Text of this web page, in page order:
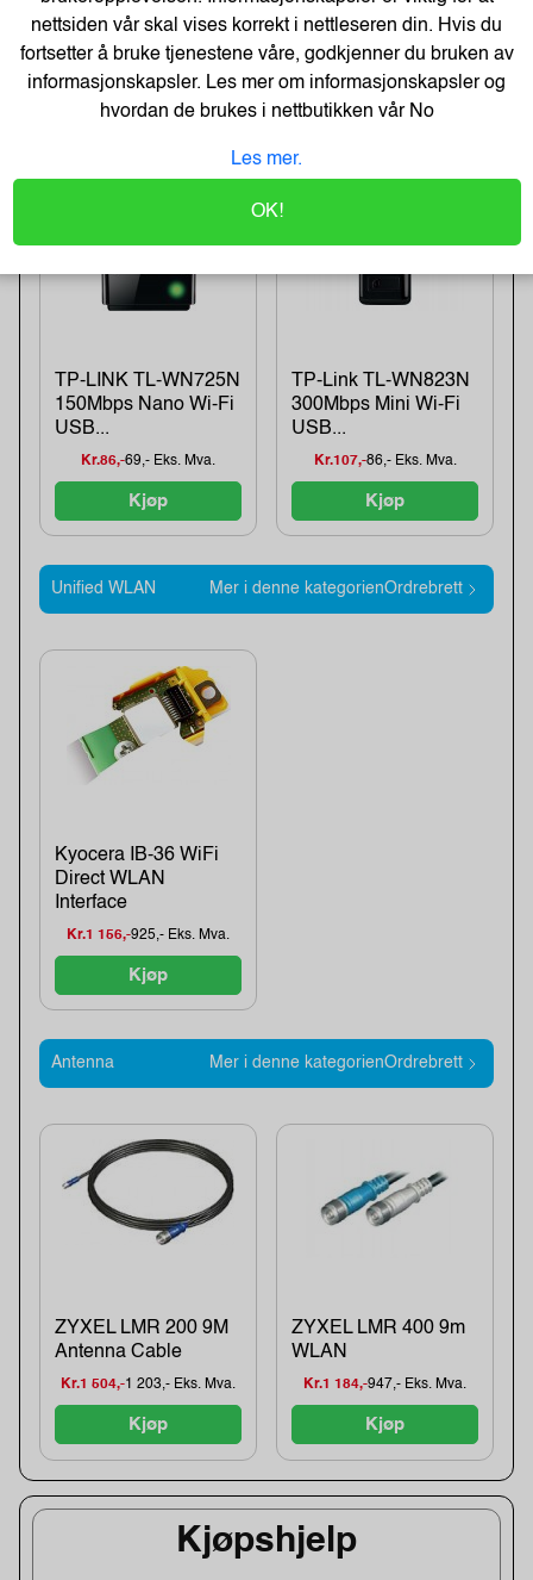
Kjøpshjelp
T2U NANO AC600
Nano Dual...
Kr.132,-106,- Eks. Mva.
Kjøp
TP-LINK USB 3.0 to
Ethernet Adapter
Kr.146,-117,- Eks. Mva.
Kjøp
TP-LINK TL-WN725N
150Mbps Nano Wi-Fi
USB...
Kr.86,-69,- Eks. Mva.
Kjøp
TP-Link TL-WN823N
300Mbps Mini Wi-Fi
USB...
Kr.107,-86,- Eks. Mva.
Kjøp
Unified WLAN Mer i denne kategorienOrdrebrett
Kyocera IB-36 WiFi
Direct WLAN
Interface
Kr.1 156,-925,- Eks. Mva.
Kjøp
Antenna Mer i denne kategorienOrdrebrett
ZYXEL LMR 200 9M
Antenna Cable
Kr.1 504,-1 203,- Eks. Mva.
Kjøp
ZYXEL LMR 400 9m
WLAN
Kr.1 184,-947,- Eks. Mva.
Kjøp
nettsiden vår skal vises korrekt i nettleseren din. Hvis du
fortsetter å bruke tjenestene våre, godkjenner du bruken av
informasjonskapsler. Les mer om informasjonskapsler og
hvordan de brukes i nettbutikken vårNo
Les mer.
OK!